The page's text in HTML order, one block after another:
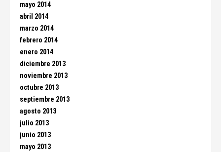
mayo 2014
abril 2014
marzo 2014
febrero 2014
enero 2014
diciembre 2013
noviembre 2013
octubre 2013
septiembre 2013
agosto 2013
julio 2013
junio 2013
mayo 2013